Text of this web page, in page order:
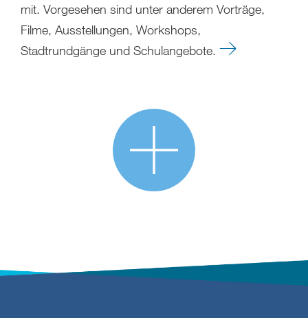
mit. Vorgesehen sind unter anderem Vorträge,
Filme, Ausstellungen, Workshops,
Stadtrundgänge und Schulangebote.